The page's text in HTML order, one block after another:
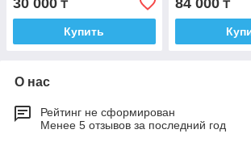
30 000 ₸
Купить
84 000₸
О нас
Рейтинг не сформирован
Менее 5 отзывов за последний год